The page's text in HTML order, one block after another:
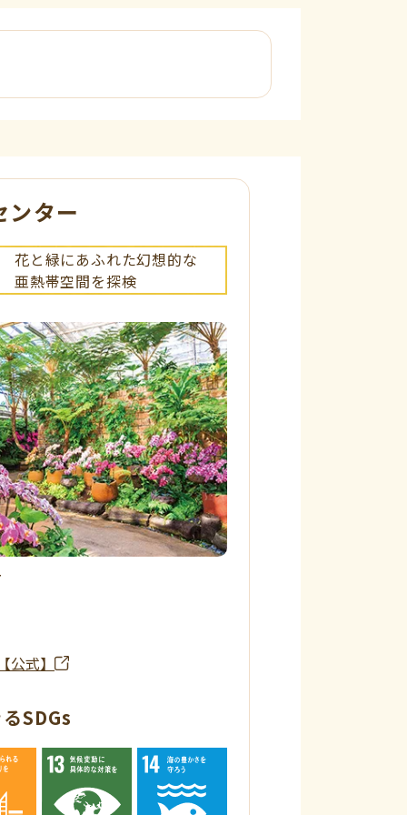
ンター
花と緑にあふれた幻想的な
亜熱帯空間を探検
式】
SDGs